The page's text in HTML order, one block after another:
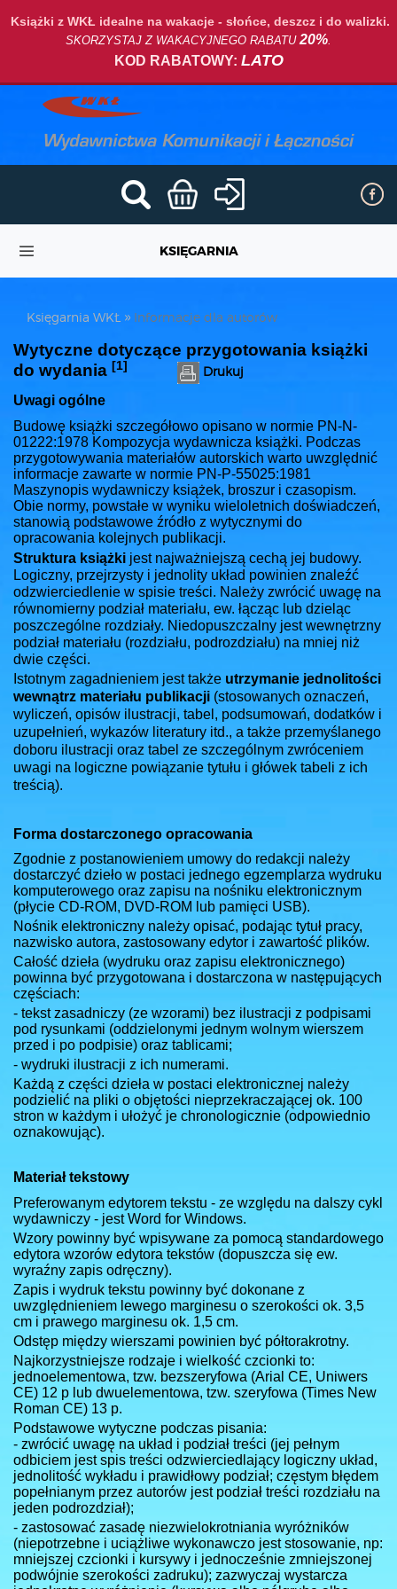
Książki z WKŁ idealne na wakacje - słońce, deszcz i do walizki.
SKORZYSTAJ Z WAKACYJNEGO RABATU20%.
KOD RABATOWY: LATO
KSIĘGARNIA
Księgarnia WKŁ Informacje dla autorów
Wytyczne dotyczące przygotowania książki
do wydania [1]
Drukuj
Uwagi ogólne
Budowę książki szczegółowo opisano w normie PN-N-
01222:1978 Kompozycja wydawnicza książki. Podczas
przygotowywania materiałów autorskich warto uwzględnić
informacje zawarte w normie PN-P-55025:1981
Maszynopis wydawniczy książek, broszur i czasopism.
Obie normy, powstałe w wyniku wieloletnich doświadczeń,
stanowią podstawowe źródło z wytycznymi do
opracowania kolejnych publikacji.
Struktura książki jest najważniejszą cechą jej budowy.
Logiczny, przejrzysty i jednolity układ powinien znaleźć
odzwierciedlenie w spisie treści. Należy zwrócić uwagę na
równomierny podział materiału, ew. łącząc lub dzieląc
poszczególne rozdziały. Niedopuszczalny jest wewnętrzny
podział materiału (rozdziału, podrozdziału) na mniej niż
dwie części.
Istotnym zagadnieniem jest także utrzymanie jednolitości
wewnątrz materiału publikacji (stosowanych oznaczeń,
wyliczeń, opisów ilustracji, tabel, podsumowań, dodatków i
uzupełnień, wykazów literatury itd., a także przemyślanego
doboru ilustracji oraz tabel ze szczególnym zwróceniem
uwagi na logiczne powiązanie tytułu i główek tabeli z ich
treścią).
Forma dostarczonego opracowania
Zgodnie z postanowieniem umowy do redakcji należy
dostarczyć dzieło w postaci jednego egzemplarza wydruku
komputerowego oraz zapisu na nośniku elektronicznym
(płycie CD-ROM, DVD-ROM lub pamięci USB).
Nośnik elektroniczny należy opisać, podając tytuł pracy,
nazwisko autora, zastosowany edytor i zawartość plików.
Całość dzieła (wydruku oraz zapisu elektronicznego)
powinna być przygotowana i dostarczona w następujących
częściach:
- tekst zasadniczy (ze wzorami) bez ilustracji z podpisami
pod rysunkami (oddzielonymi jednym wolnym wierszem
przed i po podpisie) oraz tablicami;
- wydruki ilustracji z ich numerami.
Każdą z części dzieła w postaci elektronicznej należy
podzielić na pliki o objętości nieprzekraczającej ok. 100
stron w każdym i ułożyć je chronologicznie (odpowiednio
oznakowując).
Materiał tekstowy
Preferowanym edytorem tekstu - ze względu na dalszy cykl
wydawniczy - jest Word for Windows.
Wzory powinny być wpisywane za pomocą standardowego
edytora wzorów edytora tekstów (dopuszcza się ew.
wyraźny zapis odręczny).
Zapis i wydruk tekstu powinny być dokonane z
uwzględnieniem lewego marginesu o szerokości ok. 3,5
cm i prawego marginesu ok. 1,5 cm.
Odstęp między wierszami powinien być półtorakrotny.
Najkorzystniejsze rodzaje i wielkość czcionki to:
jednoelementowa, tzw. bezszeryfowa (Arial CE, Uniwers
CE) 12 p lub dwuelementowa, tzw. szeryfowa (Times New
Roman CE) 13 p.
Podstawowe wytyczne podczas pisania:
- zwrócić uwagę na układ i podział treści (jej pełnym
odbiciem jest spis treści odzwierciedlający logiczny układ,
jednolitość wykładu i prawidłowy podział; częstym błędem
popełnianym przez autorów jest podział treści rozdziału na
jeden podrozdział);
- zastosować zasadę niezwielokrotniania wyróżników
(niepotrzebne i uciążliwe wykonawczo jest stosowanie, np:
mniejszej czcionki i kursywy i jednocześnie zmniejszonej
podwójnie szerokości zadruku); zazwyczaj wystarcza